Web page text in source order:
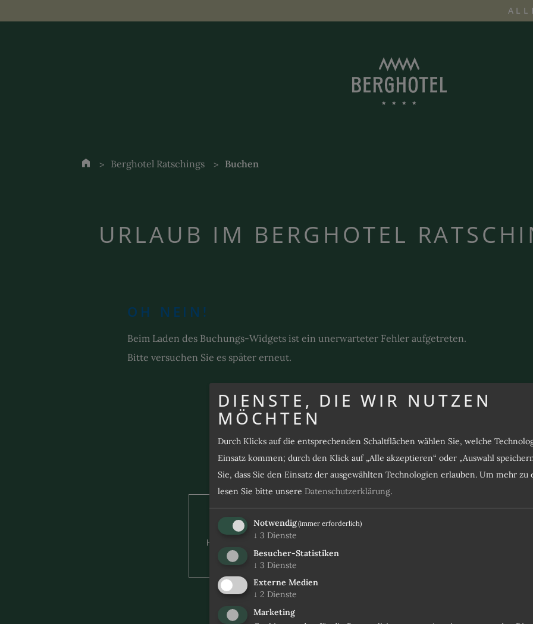
Berghotel Ratschings Buchen
URLAUB IM BERGHOTEL
OH NEIN!
Beim Laden des Buchungs-Widgets ist ein unerwarteter Fehler aufgetreten.
Bitte versuchen Sie es später erneut.
DIE RICHTIGE WAHL
Lassen Sie sich überzeugen
100 % 4,7 / 5
DIENSTE, DIE WIR NUTZEN
MÖCHTEN
Durch Klicks auf die entsprechenden Schaltflächen wählen Sie, welche
Einsatz kommen; durch den Klick auf „Alle akzeptieren“ oder „Auswahl
Sie, dass Sie den Einsatz der ausgewählten Technologien erlauben. Um mehr zu
lesen Sie bitte unsere Datenschutzerklärung.
Notwendig(immer erforderlich)
↓ 3 Dienste
Besucher-Statistiken
↓ 3 Dienste
Externe Medien
↓ 2 Dienste
Marketing